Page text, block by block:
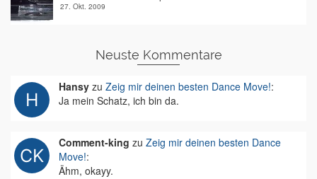
27. Okt. 2009
Neuste Kommentare
Hansy zu Zeig mir deinen besten Dance Move!:
Ja mein Schatz, ich bin da.
Comment-king zu Zeig mir deinen besten Dance
Move!:
Ähm, okayy.